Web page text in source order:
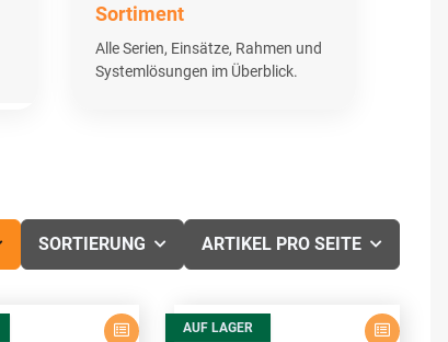
Sortiment
Alle Serien, Einsätze, Rahmen und
Systemlösungen im Überblick.
SORTIERUNG ARTIKEL PRO SEITE
AUF LAGER